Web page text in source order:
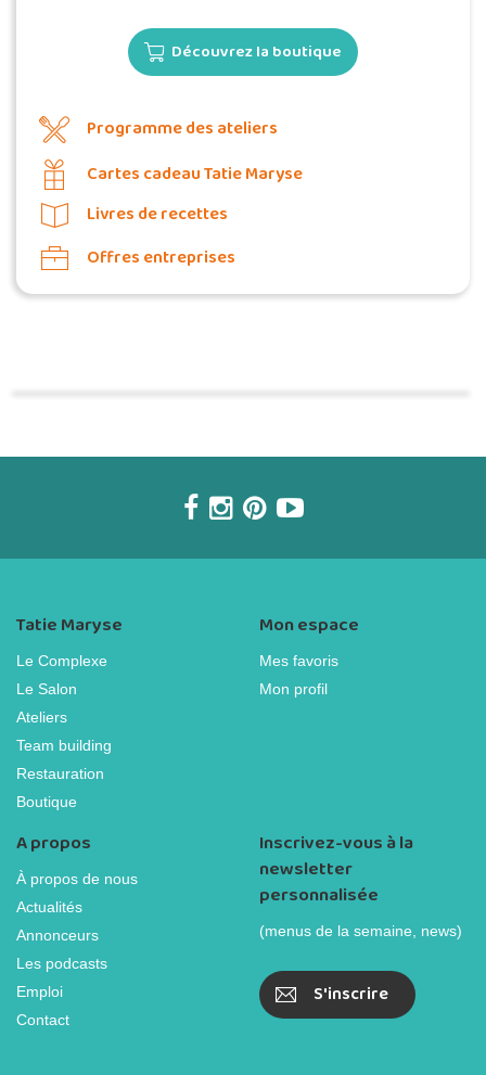
Découvrez la boutique
Programme des ateliers
Cartes cadeau Tatie Maryse
Livres de recettes
Offres entreprises
Tatie Maryse
Le Complexe
Le Salon
Ateliers
Team building
Restauration
Boutique
Mon espace
Mes favoris
Mon profil
A propos
À propos de nous
Actualités
Annonceurs
Les podcasts
Emploi
Contact
Inscrivez-vous à la
newsletter
personnalisée
(menus de la semaine, news)
S'inscrire